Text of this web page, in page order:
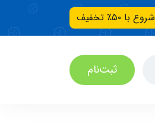
شروع با ۵۰٪ تخفیف
ثبت‌نام